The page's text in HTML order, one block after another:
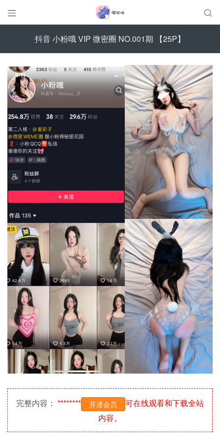
 
抖音 小粉哦 VIP 微密圈 NO.001期 【25P】
完整内容： ******** 开通会员
可在线观看和下载全站
内容。